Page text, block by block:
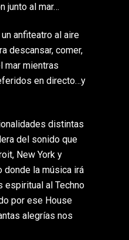
junto al mar…
anfiteatro al aire
descansar, comer,
mar mientras
en directo…y
distintas
del sonido que
New York y
donde la música irá
espiritual al Techno
por ese House
alegrías nos